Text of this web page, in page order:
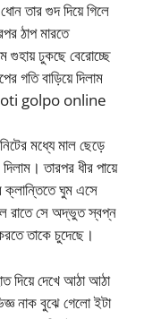
তার গুদ দিয়ে গিলে
ঠাপ মারতে
গুহায় ঢুকছে বেরোচ্ছে
গতি বাড়িয়ে দিলাম
choti golpo online
মধ্যে মাল ছেড়ে
তারপর ধীর পায়ে
ক্লান্তিতে ঘুম এসে
রাতে সে অদ্ভুত স্বপ্ন
তাকে চুদেছে।
দিয়ে দেখে আঠা আঠা
নাক বুঝে গেলো ইটা